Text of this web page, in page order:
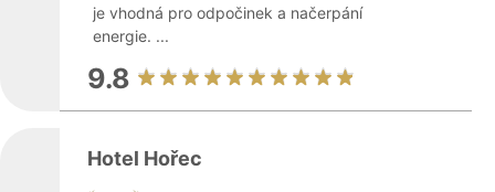
je vhodná pro odpočinek a načerpání
energie. ...
9.8
Hotel Hořec